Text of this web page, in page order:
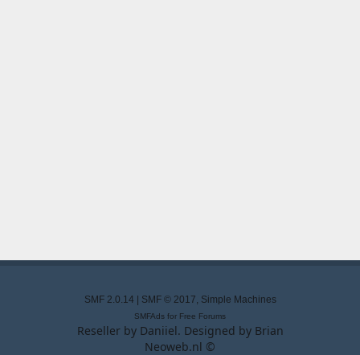
SMF 2.0.14 SMF © 2017, Simple Machines
SMFAds for Free Forums
Reseller by Daniiel. Designed by Brian
Neoweb.nl ©